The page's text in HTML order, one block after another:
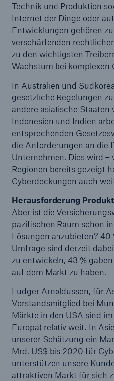
Technik und Produktion
Internet der Dinge oder
Entwicklungen gehören
verschärfenden
zu den wichtigsten
Wachstum bei komplexen
In Australien und
gesetzliche Regelungen
andere asiatische Staaten
Indonesien und Indien
entsprechenden
die Anforderungen an die
Unternehmen. Dies wird –
Regionen bereits gezeigt
Cyberdeckungen auch
Herausforderung
Aber ist die
pazifischen Raum schon
Lösungen anzubieten? 40
Umfrage sind derzeit
zu entwickeln, 43 %
auf dem Markt zu haben.
Ludger Arnoldussen, für
Vorstandsmitglied bei
Märkte in den USA sind
Europa) relativ weit. In
unserer Schätzung ein
Mrd. US$ bis 2020 für
unterstützen unsere
attraktiven Markt für sich
Naturkatastrophen
Versicherungslücke:
versicherten Schäden
seit 1980 beträgt
71.8%
Lösungen
Sachdeckung durch